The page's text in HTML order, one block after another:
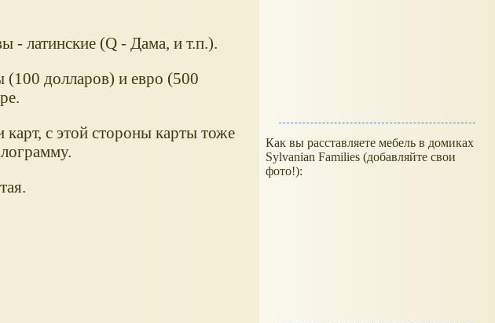
- латинские (Q - Дама, и т.п.).
(100 долларов) и евро (500
с этой стороны карты тоже
Как вы расставляете мебель в домиках
Sylvanian Families (добавляйте свои
фото!):